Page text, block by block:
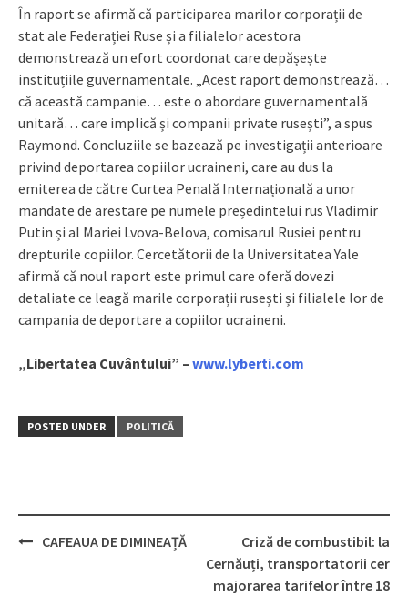
În raport se afirmă că participarea marilor corporații de
stat ale Federației Ruse și a filialelor acestora
demonstrează un efort coordonat care depășește
instituțiile guvernamentale. „Acest raport demonstrează…
că această campanie… este o abordare guvernamentală
unitară… care implică și companii private rusești”, a spus
Raymond. Concluziile se bazează pe investigații anterioare
privind deportarea copiilor ucraineni, care au dus la
emiterea de către Curtea Penală Internațională a unor
mandate de arestare pe numele președintelui rus Vladimir
Putin și al Mariei Lvova-Belova, comisarul Rusiei pentru
drepturile copiilor. Cercetătorii de la Universitatea Yale
afirmă că noul raport este primul care oferă dovezi
detaliate ce leagă marile corporații rusești și filialele lor de
campania de deportare a copiilor ucraineni.
„Libertatea Cuvântului” – www.lyberti.com
POSTED UNDER POLITICĂ
CAFEAUA DE DIMINEAȚĂ
Criză de combustibil: la
Cernăuți, transportatorii cer
majorarea tarifelor între 18